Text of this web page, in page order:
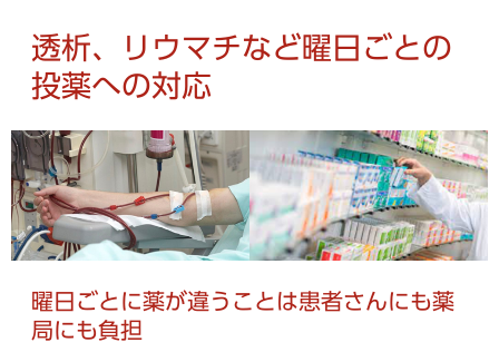
透析、リウマチなど曜日ごとの
投薬への対応
曜日ごとに薬が違うことは患者さんにも薬
局にも負担